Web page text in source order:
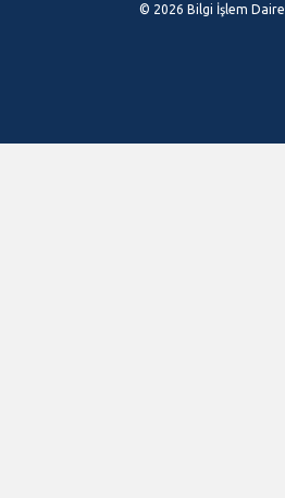
© 2026 Bilgi İşlem Daire